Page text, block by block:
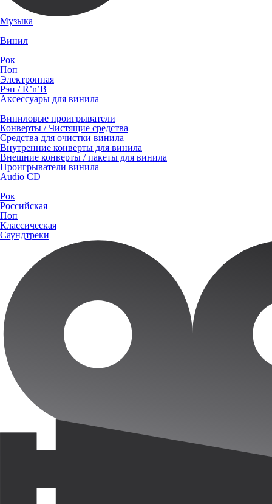
Музыка
Винил
Рок
Поп
Электронная
Рэп / R’n’B
Аксессуары для винила
Виниловые проигрыватели
Конверты / Чистящие средства
Средства для очистки винила
Внутренние конверты для винила
Внешние конверты / пакеты для винила
Проигрыватели винила
Audio CD
Рок
Российская
Поп
Классическая
Саундтреки